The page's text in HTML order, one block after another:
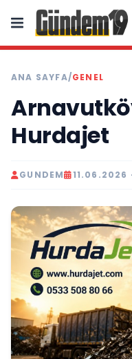
ANA SAYFA/GENEL
Hurdajet
GUNDEM